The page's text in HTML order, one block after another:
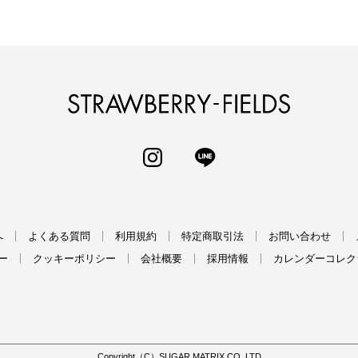
INSTAGRAM
よくある質問 利用規約 特定商取引法 お問い合わせ
クッキーポリシー 会社概要 採用情報 カレンダーコレ